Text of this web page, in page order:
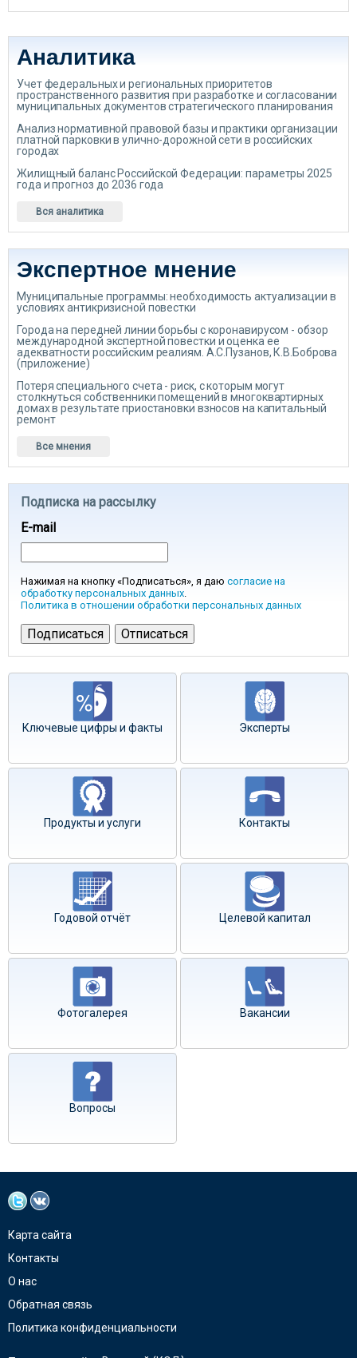
Аналитика
Учет федеральных и региональных приоритетов
пространственного развития при разработке и согласовании
муниципальных документов стратегического планирования
Анализ нормативной правовой базы и практики организации
платной парковки в улично-дорожной сети в российских
городах
Жилищный баланс Российской Федерации: параметры 2025
года и прогноз до 2036 года
Вся аналитика
Экспертное мнение
Муниципальные программы: необходимость актуализации в
условиях антикризисной повестки
Города на передней линии борьбы с коронавирусом - обзор
международной экспертной повестки и оценка ее
адекватности российским реалиям. А.С.Пузанов, К.В.Боброва
(приложение)
Потеря специального счета - риск, с которым могут
столкнуться собственники помещений в многоквартирных
домах в результате приостановки взносов на капитальный
ремонт
Все мнения
Подписка на рассылку
E-mail
Нажимая на кнопку «Подписаться», я даю согласие на
обработку персональных данных.
Политика в отношении обработки персональных данных
Ключевые цифры и факты Эксперты
Продукты и услуги Контакты
Годовой отчёт Целевой капитал
Фотогалерея Вакансии
Вопросы
Карта сайта
Контакты
О нас
Обратная связь
Политика конфиденциальности